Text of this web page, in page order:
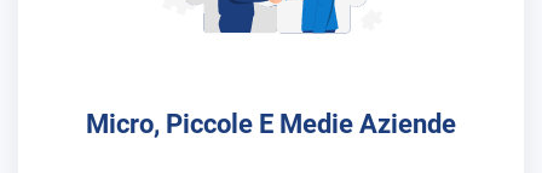
Micro, Piccole E Medie Aziende